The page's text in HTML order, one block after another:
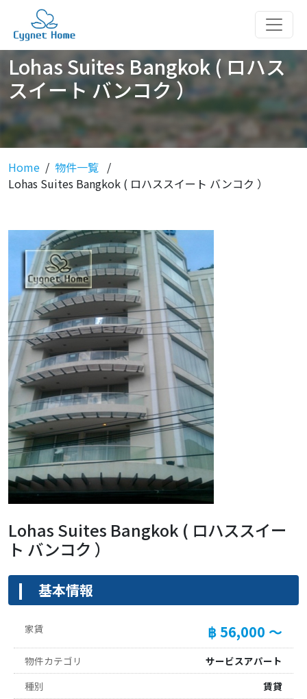
Lohas Suites Bangkok ( ロハス
スイート バンコク ）
Home
物件一覧
Lohas Suites Bangkok ( ロハススイート バンコク ）
Lohas Suites Bangkok ( ロハススイー
ト バンコク ）
基本情報
家賃 ฿ 56,000 ～
物件カテゴリ
サービスアパート
種別
賃貸